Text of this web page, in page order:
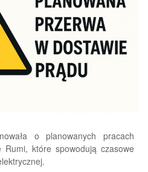
o planowanych pracach
które spowodują czasowe